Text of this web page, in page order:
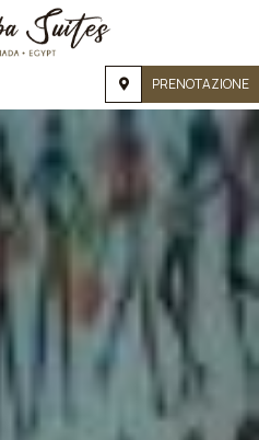
PRENOTAZIONE
FOTOGRAFICA